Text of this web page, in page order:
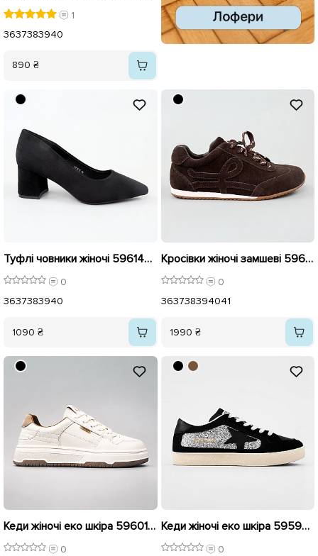
1
3637383940
890 ₴
Туфлі човники жіночі 596146 Чорні
0
3637383940
1090 ₴
Кросівки жіночі замшеві 596119 Коричневі
0
363738394041
1990 ₴
Кеди жіночі еко шкіра 596011 Бежеві
0
Кеди жіночі еко шкіра 595980 Чорні з сірими сріблястками
0